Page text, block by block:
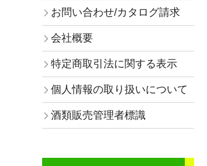
お問い合わせ/カタログ請求
会社概要
特定商取引法に関する表示
個人情報の取り扱いについて
酒類販売管理者標識